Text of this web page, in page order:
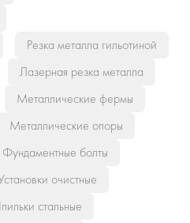
Резка металла гильотиной
Лазерная резка металла
Металлические фермы
Металлические опоры
Фундаментные болты
очистные
стальные